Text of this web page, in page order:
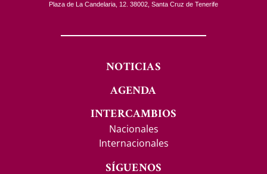
Plaza de La Candelaria, 12. 38002, Santa Cruz de Tenerife
NOTICIAS
AGENDA
INTERCAMBIOS
Nacionales
Internacionales
SÍGUENOS